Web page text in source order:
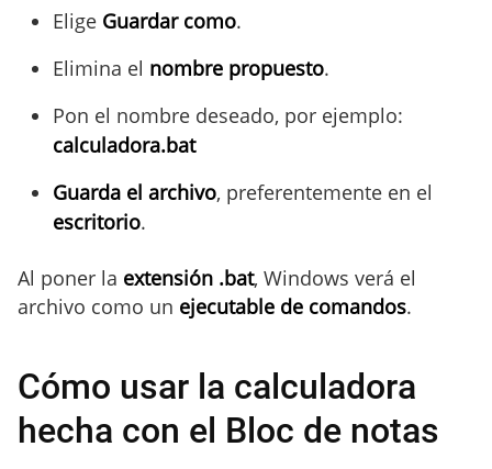
Elige Guardar como.
Elimina el nombre propuesto.
Pon el nombre deseado, por ejemplo:
calculadora.bat
Guarda el archivo, preferentemente en el
escritorio.
Al poner la extensión .bat, Windows verá el
archivo como un ejecutable de comandos.
Cómo usar la calculadora
hecha con el Bloc de notas